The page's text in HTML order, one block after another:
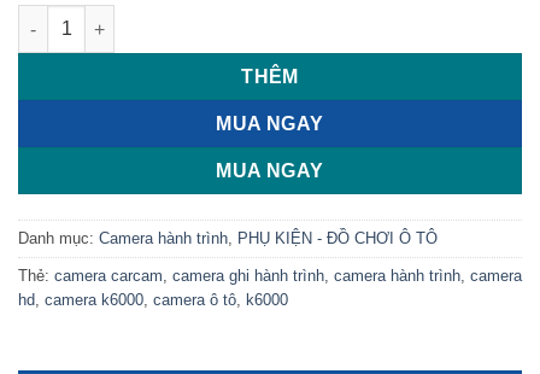
Camera hành trình HD CarCam K6000 số lượng
THÊM
MUA NGAY
MUA NGAY
Danh mục: Camera hành trình, PHỤ KIỆN - ĐỒ CHƠI Ô TÔ
Thẻ: camera carcam, camera ghi hành trình, camera hành trình, camera
hd, camera k6000, camera ô tô, k6000